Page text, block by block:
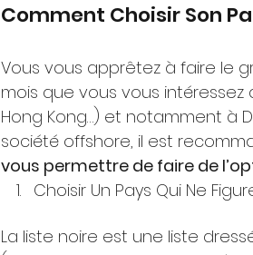
Comment Choisir Son
Vous vous apprêtez à faire le
mois que vous vous intéressez
Hong Kong…) et notamment à
société offshore, il est
vous permettre de faire de
Choisir Un Pays Qui Ne
La liste noire est une liste